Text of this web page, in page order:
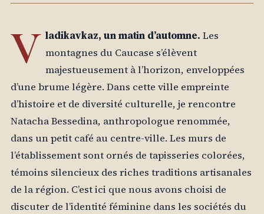
V ladikavkaz, un matin d’automne. Les
montagnes du Caucase s’élèvent
majestueusement à l’horizon, enveloppées
d’une brume légère. Dans cette ville empreinte
d’histoire et de diversité culturelle, je rencontre
Natacha Bessedina, anthropologue renommée,
dans un petit café au centre-ville. Les murs de
l’établissement sont ornés de tapisseries colorées,
témoins silencieux des riches traditions artisanales
de la région. C’est ici que nous avons choisi de
discuter de l’identité féminine dans les sociétés du